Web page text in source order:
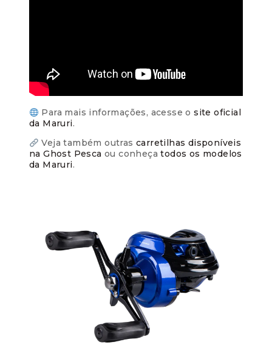
Para mais informações, acesse osite oficial
da Maruri.
Veja também outras carretilhas disponíveis
na Ghost Pesca ou conheçatodos os modelos
da Maruri.